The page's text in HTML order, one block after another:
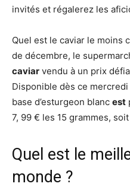
invités et régalerez les
Quel est le caviar le moins
de décembre, le
caviar vendu à un prix
Disponible dès ce
base d’esturgeon blanc est
7, 99 € les 15 grammes,
Quel est le
monde ?